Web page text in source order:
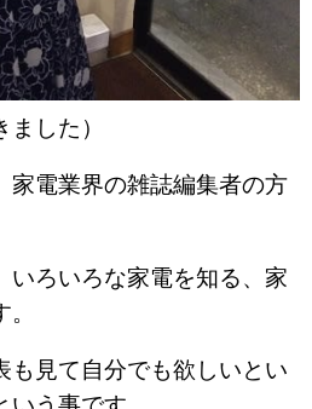
ました）
家電業界の雑誌編集者の方
いろいろな家電を知る、家
す。
も見て自分でも欲しいとい